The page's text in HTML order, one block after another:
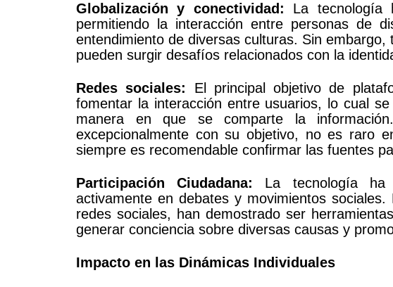
Globalización y conectividad: La tecnología
permitiendo la interacción entre personas de
entendimiento de diversas culturas. Sin embargo,
pueden surgir desafíos relacionados con la
Redes sociales:
El principal objetivo de
fomentar la interacción entre usuarios, lo cual
manera en que se comparte la
excepcionalmente con su objetivo, no es raro
siempre es recomendable confirmar las fuentes
Participación Ciudadana:
La tecnología ha
activamente en debates y movimientos
redes sociales, han demostrado ser
generar conciencia sobre diversas causas y
Impacto en las Dinámicas Individuales